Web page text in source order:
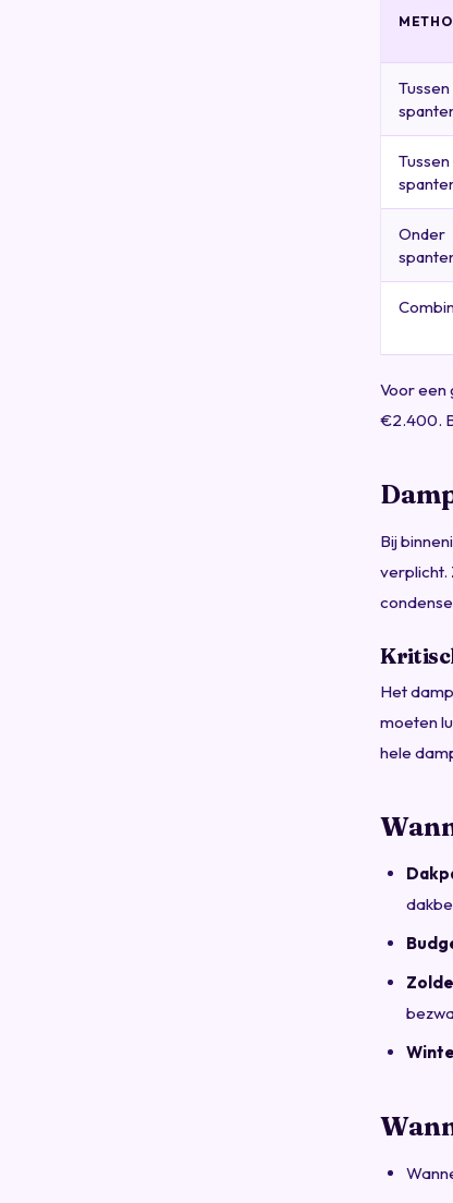
Tussen
Tussen
Onder
Voor een
€2.400.
Bij
verplicht.
Het
moeten
hele